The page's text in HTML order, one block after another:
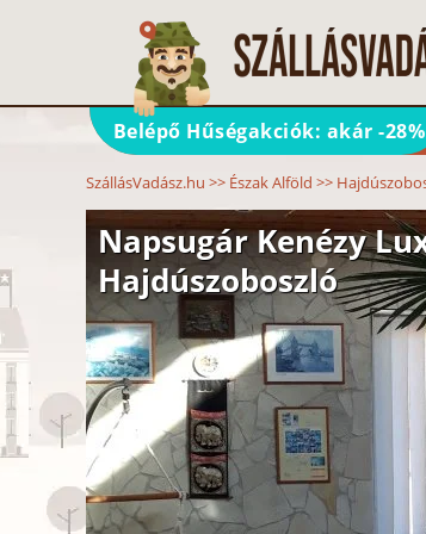
Belépő Hűségakciók: akár -28%
SzállásVadász.hu >> Észak Alföld >>
Napsugár Kenézy
Hajdúszoboszló